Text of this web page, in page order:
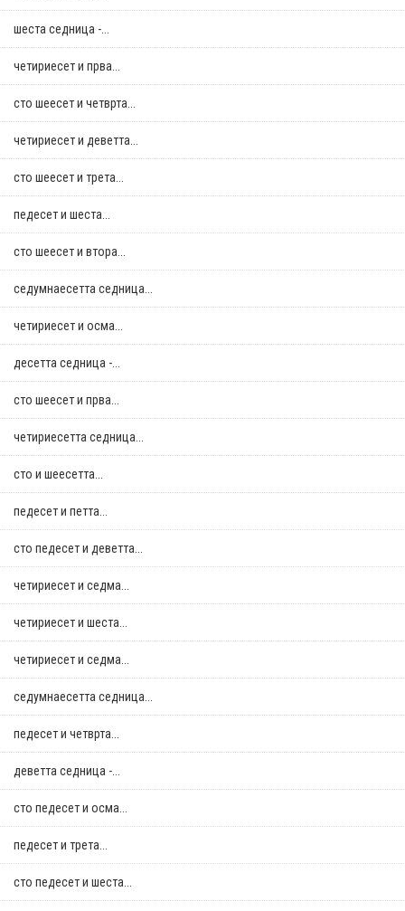
шеста седница -...
четириесет и прва...
сто шеесет и четврта...
четириесет и деветта...
сто шеесет и трета...
педесет и шеста...
сто шеесет и втора...
седумнаесетта седница...
четириесет и осма...
десетта седница -...
сто шеесет и прва...
четириесетта седница...
сто и шеесетта...
педесет и петта...
сто педесет и деветта...
четириесет и седма...
четириесет и шеста...
четириесет и седма...
седумнаесетта седница...
педесет и четврта...
деветта седница -...
сто педесет и осма...
педесет и трета...
сто педесет и шеста...